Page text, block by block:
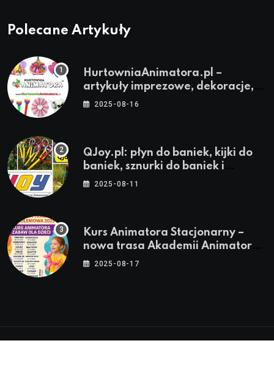
Polecane Artykuły
HurtowniaAnimatora.pl –
artykuły imprezowe, dekoracje,
stroje i akcesoria dla animatorów
2025-08-16
QJoy.pl: płyn do baniek, kijki do
baniek, sznurki do baniek i
zestawy do baniek
2025-08-11
Kurs Animatora Stacjonarny –
nowa trasa Akademii Animatora
– jesień 2025
2025-08-17